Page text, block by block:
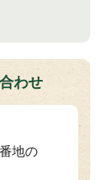
わせ
地の